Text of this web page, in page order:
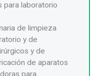
para laboratorio
de limpieza
y de
y de
de aparatos
para